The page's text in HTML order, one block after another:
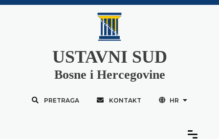
USTAVNI SUD
Bosne i Hercegovine
PRETRAGA KONTAKT HR